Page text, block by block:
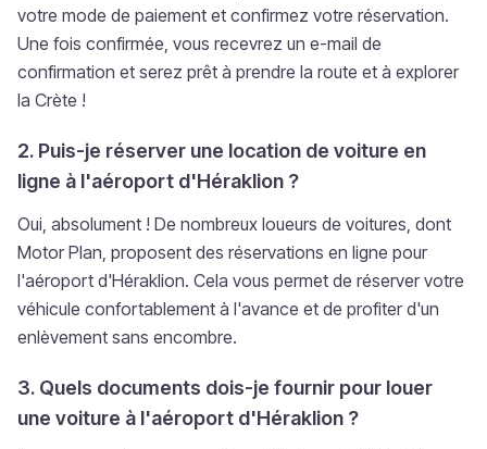
votre mode de paiement et confirmez votre réservation.
Une fois confirmée, vous recevrez un e-mail de
confirmation et serez prêt à prendre la route et à explorer
la Crète !
2. Puis-je réserver une location de voiture en
ligne à l'aéroport d'Héraklion ?
Oui, absolument ! De nombreux loueurs de voitures, dont
Motor Plan, proposent des réservations en ligne pour
l'aéroport d'Héraklion. Cela vous permet de réserver votre
véhicule confortablement à l'avance et de profiter d'un
enlèvement sans encombre.
3. Quels documents dois-je fournir pour louer
une voiture à l'aéroport d'Héraklion ?